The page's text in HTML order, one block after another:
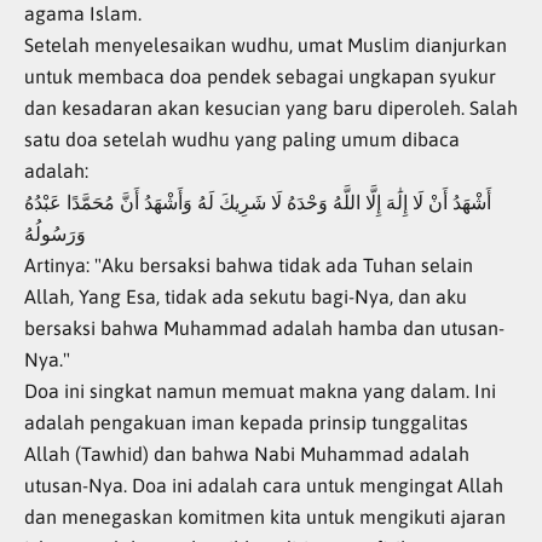
agama Islam.
Setelah menyelesaikan wudhu, umat Muslim dianjurkan
untuk membaca doa pendek sebagai ungkapan syukur
dan kesadaran akan kesucian yang baru diperoleh. Salah
satu doa setelah wudhu yang paling umum dibaca
adalah:
أَشْهَدُ أَنْ لَا إِلَٰهَ إِلَّا اللَّهُ وَحْدَهُ لَا شَرِيكَ لَهُ وَأَشْهَدُ أَنَّ مُحَمَّدًا عَبْدُهُ
وَرَسُولُهُ
Artinya: "Aku bersaksi bahwa tidak ada Tuhan selain
Allah, Yang Esa, tidak ada sekutu bagi-Nya, dan aku
bersaksi bahwa Muhammad adalah hamba dan utusan-
Nya."
Doa ini singkat namun memuat makna yang dalam. Ini
adalah pengakuan iman kepada prinsip tunggalitas
Allah (Tawhid) dan bahwa Nabi Muhammad adalah
utusan-Nya. Doa ini adalah cara untuk mengingat Allah
dan menegaskan komitmen kita untuk mengikuti ajaran